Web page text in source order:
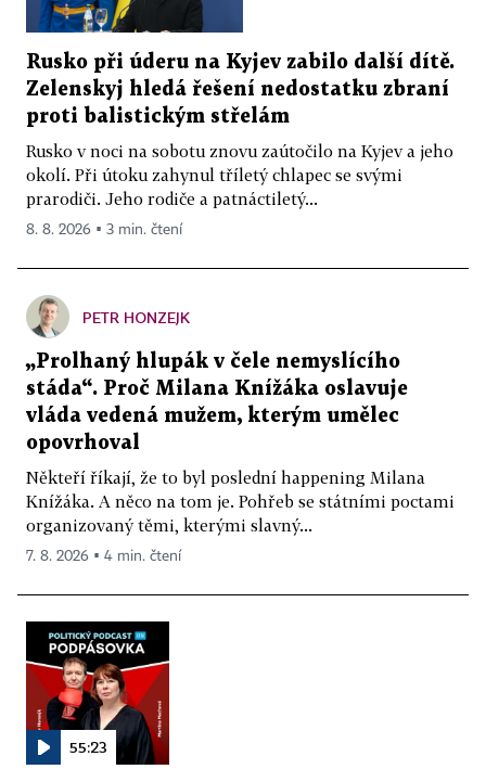
Rusko při úderu na Kyjev zabilo další dítě.
Zelenskyj hledá řešení nedostatku zbraní
proti balistickým střelám
Rusko v noci na sobotu znovu zaútočilo na Kyjev a jeho
okolí. Při útoku zahynul tříletý chlapec se svými
prarodiči. Jeho rodiče a patnáctiletý...
8. 8. 2026 ▪ 3 min. čtení
PETR HONZEJK
„Prolhaný hlupák v čele nemyslícího
stáda“. Proč Milana Knížáka oslavuje
vláda vedená mužem, kterým umělec
opovrhoval
Někteří říkají, že to byl poslední happening Milana
Knížáka. A něco na tom je. Pohřeb se státními poctami
organizovaný těmi, kterými slavný...
7. 8. 2026 ▪ 4 min. čtení
55:23